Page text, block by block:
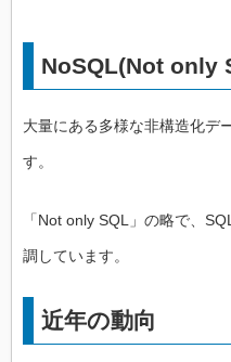
NoSQL(Not only
大量にある多様な非構造化デ
す。
「Not only SQL」の略で、
調しています。
近年の動向